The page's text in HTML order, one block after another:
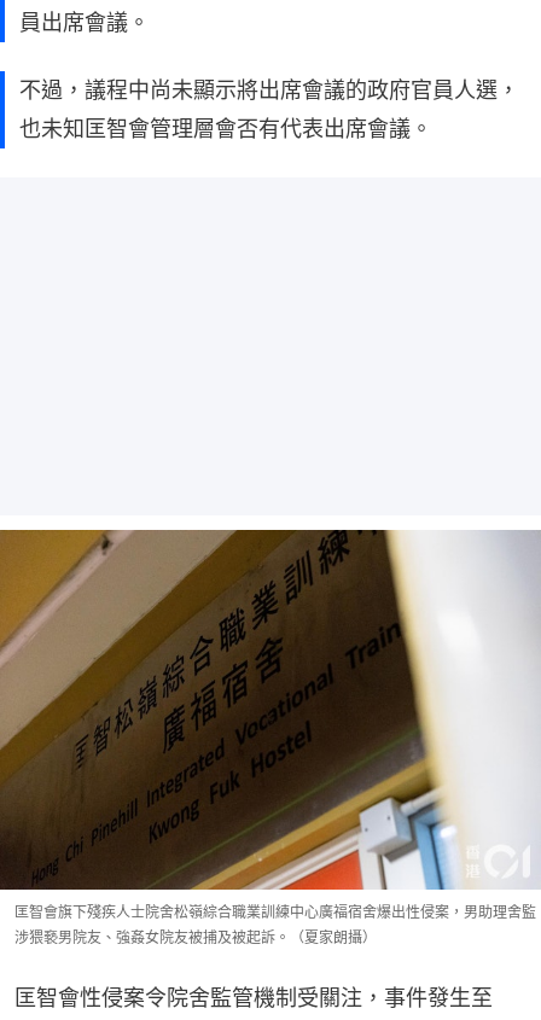
員出席會議。
不過，議程中尚未顯示將出席會議的政府官員人選，
也未知匡智會管理層會否有代表出席會議。
匡智會旗下殘疾人士院舍松嶺綜合職業訓練中心廣福宿舍爆出性侵案，男助理舍監
涉猥褻男院友、強姦女院友被捕及被起訴。（夏家朗攝）
匡智會性侵案令院舍監管機制受關注，事件發生至